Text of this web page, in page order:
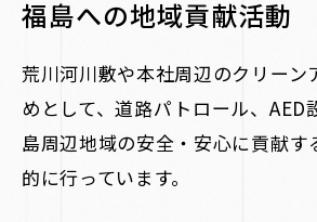
福島への地域貢献活動
荒川河川敷や本社周辺のクリーン
めとして、道路パトロール、AED
島周辺地域の安全・安心に貢献す
的に行っています。